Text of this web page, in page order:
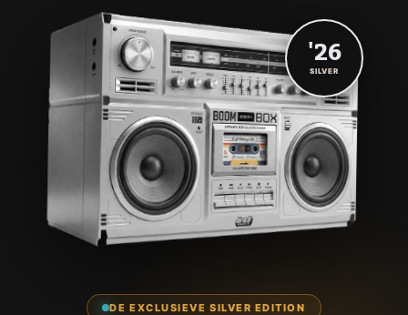
DE EXCLUSIEVE SILVER EDITION
'26
SILVER